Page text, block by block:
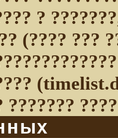
?
(???? ???
???????